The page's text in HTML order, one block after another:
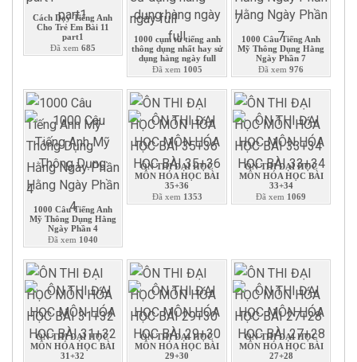
Cách Dạy Tiếng Anh
Cho Trẻ Em Bài 11
part1
Đã xem 685
1000 cụm từ tiếng anh
thông dụng nhất hay sử
dụng hàng ngày full
Đã xem 1005
1000 Câu Tiếng Anh
Mỹ Thông Dụng Hằng
Ngày Phần 7
Đã xem976
1000 Câu Tiếng Anh
Mỹ Thông Dụng Hằng
Ngày Phần 4
Đã xem 1040
ÔN THI ĐẠI HỌC
MÔN HÓA HỌC BÀI
35+36
Đã xem 1353
ÔN THI ĐẠI HỌC
MÔN HÓA HỌC BÀI
33+34
Đã xem 1069
ÔN THI ĐẠI HỌC
MÔN HÓA HỌC BÀI
31+32
ÔN THI ĐẠI HỌC
MÔN HÓA HỌC BÀI
29+30
ÔN THI ĐẠI HỌC
MÔN HÓA HỌC BÀI
27+28